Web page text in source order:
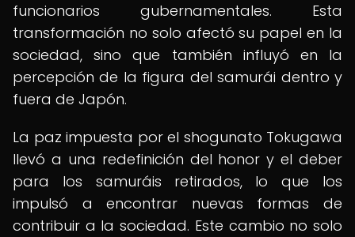
funcionarios gubernamentales. Esta
transformación no solo afectó su papel en la
sociedad, sino que también influyó en la
percepción de la figura del samurái dentro y
fuera de Japón.
La paz impuesta por el shogunato Tokugawa
llevó a una redefinición del honor y el deber
para los samuráis retirados, lo que los
impulsó a encontrar nuevas formas de
contribuir a la sociedad. Este cambio no solo